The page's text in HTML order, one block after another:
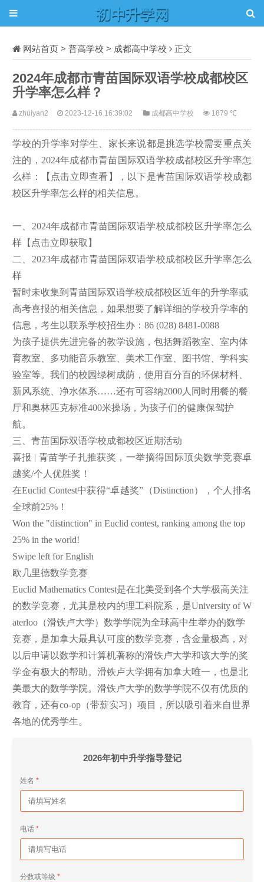
网站首页 > 普高学校 > 成都高中学校 正文
2024年成都市青苗国际双语学校成都校区
升学率怎么样？
zhuiyan2 2023-12-16 16:39:02 成都高中学校 1879 ℃
学校的升学率对学生、家长来说都是挑选学校需要重点关
注的，2024年成都市青苗国际双语学校成都校区升学率怎
么样：【点击立即查看】，以下是青苗国际双语学校成都
校区升学率怎么样的相关信息。
一、2024年成都市青苗国际双语学校成都校区升学率怎么
样【点击立即获取】
二、2023年成都市青苗国际双语学校成都校区升学率怎么
样
暂时未收集到青苗国际双语学校成都校区近年的升学率或
高考喜报的相关信息，如果想要了解详细的学校升学率的
信息，考生以联系学校招生办：86 (028) 8481-0088
为孩子提供先进完备的教学设施，包括舞蹈教室、室内体
育教室、多功能音乐教室、美术工作室、图书馆、学科实
验室等。我们的校园绿树成荫，使用百分百的环保材料、
新风系统、净水体系……还有可容纳2000人同时用餐的餐
厅和奥林匹克标准400米操场，为孩子们的健康保驾护
航。
三、青苗国际双语学校成都校区近期活动
喜报 | 青苗学子扎推获奖，一举摘得国际顶尖数学竞赛卓
越奖/个人优胜奖！
在Euclid Contest中获得“卓越奖”（Distinction），个人排名
全球前25%！
Won the "distinction" in Euclid contest, ranking among the top
25% in the world!
Swipe left for English
欧几里德数学竞赛
Euclid Mathematics Contest是在北美受到各个大学极高关注
的数学竞赛，尤其是校内的理工科院系，是University of W
aterloo（滑铁卢大学）数学学院为全球高中生举办的数学
竞赛，是加拿大最具认可度的数学竞赛，含金量极高，对
以后申请以数学和计算机著称的滑铁卢大学和该大学的奖
学金有极大的帮助。滑铁卢大学拥有加拿大唯一，也是北
美最大的数学学院。滑铁卢大学的数学学院不仅有优质的
教育，还有co-op（带薪实习）项目，所以吸引着来自世界
各地的优秀学生。
2026年初中升学指导登记
姓名
电话
分数或等级